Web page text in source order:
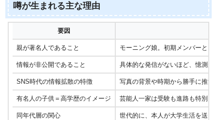
噂が生まれる主な理由
要因
親が著名人であること モーニング娘。初期メンバーと
情報が非公開であること 具体的な発信がないほど、憶測が
SNS時代の情報拡散の特徴 写真の背景や時期から勝手に推測
有名人の子供＝高学歴のイメージ 芸能人一家は受験も進路も特別、
同年代層の関心 世代的に、本人が大学生活を送